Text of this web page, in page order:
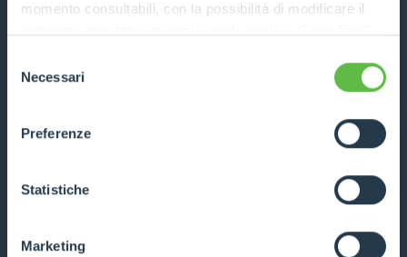
momento consultabili, con la possibilità di modificare il
ogni pagina, selezionare "Modifichi il suo consenso" e
dell'informativa completa nel footer presente in ogni
pagina. Per esercitare i diritti riconosciuti all'interessato ai
GDPR abbiamo predisposto una
apposita procedura.
delNecessari
Preferenze
Statistiche
Marketing
Tyre handler
COMPARE